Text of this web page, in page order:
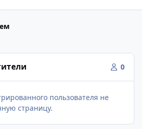
0
пользователя не
страницу.